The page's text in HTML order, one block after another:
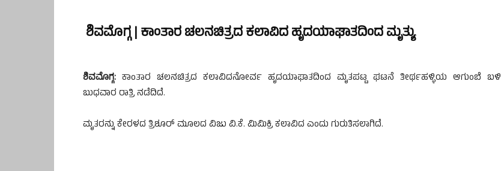
ಶಿವಮೊಗ್ಗ | ಕಾಂತಾರ ಚಲನಚಿತ್ರದ ಕಲಾವಿದ ಹೃದಯಾಘಾತದಿಂದ ಮೃತ್ಯು
ಶಿವಮೊಗ್ಗ: ಕಾಂತಾರ ಚಲನಚಿತ್ರದ ಕಲಾವಿದನೋರ್ವ ಹೃದಯಾಘಾತದಿಂದ ಮೃತಪಟ್ಟ ಘಟನೆ ತೀರ್ಥಹಳ್ಳಿಯ ಆಗುಂಬೆ ಬಳಿ
ಬುಧವಾರ ರಾತ್ರಿ ನಡೆದಿದೆ.
ಮೃತರನ್ನು ಕೇರಳದ ತ್ರಿಶೂರ್ ಮೂಲದ ವಿಜು ವಿ.ಕೆ. ಮಿಮಿಕ್ರಿ ಕಲಾವಿದ ಎಂದು ಗುರುತಿಸಲಾಗಿದೆ.